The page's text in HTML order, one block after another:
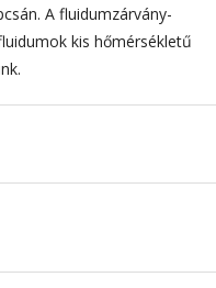
A fluidumzárvány-
kis hőmérsékletű